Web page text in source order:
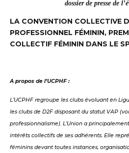
dossier de presse de
LA CONVENTION COLLECTIVE
PROFESSIONNEL FÉMININ,
COLLECTIF FÉMININ DANS LE
A propos de l’UCPHF :
L’UCPHF regroupe les clubs évoluant en
les clubs de D2F disposant du statut VAP
professionnalisme). L’Union a
intérêts collectifs de ses adhérents. Elle
féminins devant toutes instances,